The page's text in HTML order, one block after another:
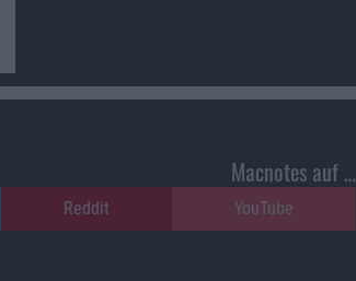
Macnotes auf …
Reddit YouTube